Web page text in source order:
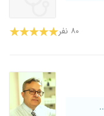
۸۰ نفر